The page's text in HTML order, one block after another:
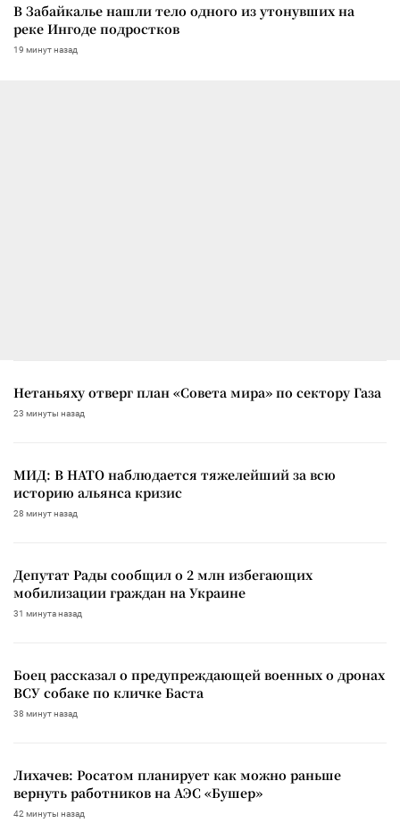
В Забайкалье нашли тело одного из утонувших на
реке Ингоде подростков
19 минут назад
Нетаньяху отверг план «Совета мира» по сектору Газа
23 минуты назад
МИД: В НАТО наблюдается тяжелейший за всю
историю альянса кризис
28 минут назад
Депутат Рады сообщил о 2 млн избегающих
мобилизации граждан на Украине
31 минута назад
Боец рассказал о предупреждающей военных о дронах
ВСУ собаке по кличке Баста
38 минут назад
Лихачев: Росатом планирует как можно раньше
вернуть работников на АЭС «Бушер»
42 минуты назад